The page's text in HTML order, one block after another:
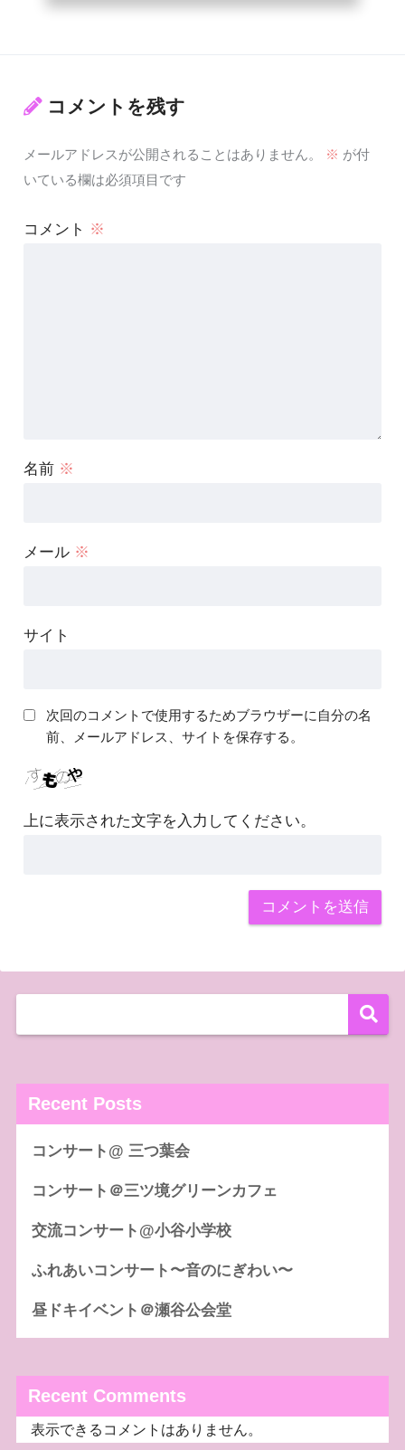
コメントを残す
メールアドレスが公開されることはありません。 ※ が付
いている欄は必須項目です
コメント ※
名前 ※
メール ※
サイト
次回のコメントで使用するためブラウザーに自分の名
前、メールアドレス、サイトを保存する。
上に表示された文字を入力してください。
Recent Posts
コンサート@ 三つ葉会
コンサート＠三ツ境グリーンカフェ
交流コンサート@小谷小学校
ふれあいコンサート〜音のにぎわい〜
昼ドキイベント＠瀬谷公会堂
Recent Comments
表示できるコメントはありません。